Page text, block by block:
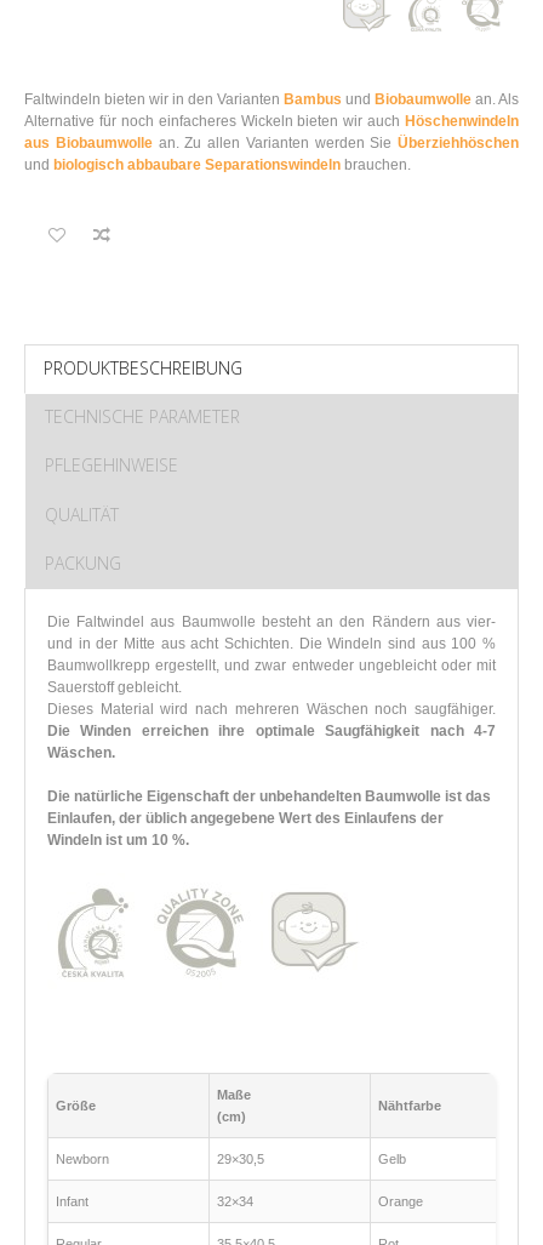
Faltwindeln bieten wir in den Varianten Bambus und Biobaumwolle an. Als
Alternative für noch einfacheres Wickeln bieten wir auch Höschenwindeln
aus Biobaumwollean. Zu allen Varianten werden Sie Überziehhöschen
und biologisch abbaubare Separationswindeln brauchen.
PRODUKTBESCHREIBUNG
TECHNISCHE PARAMETER
PFLEGEHINWEISE
QUALITÄT
PACKUNG
Die Faltwindel aus Baumwolle besteht an den Rändern aus vier-
und in der Mitte aus acht Schichten. Die Windeln sind aus 100 %
Baumwollkrepp ergestellt, und zwar entweder ungebleicht oder mit
Sauerstoff gebleicht.
Dieses Material wird nach mehreren Wäschen noch saugfähiger.
Die Winden erreichen ihre optimale Saugfähigkeit nach 4-7
Wäschen.
Die natürliche Eigenschaft der unbehandelten Baumwolle ist das
Einlaufen, der üblich angegebene Wert des Einlaufens der
Windeln ist um 10 %.
Größe
Maße
(cm)
Nähtfarbe
Newborn 29×30,5 Gelb
Infant 32×34 Orange